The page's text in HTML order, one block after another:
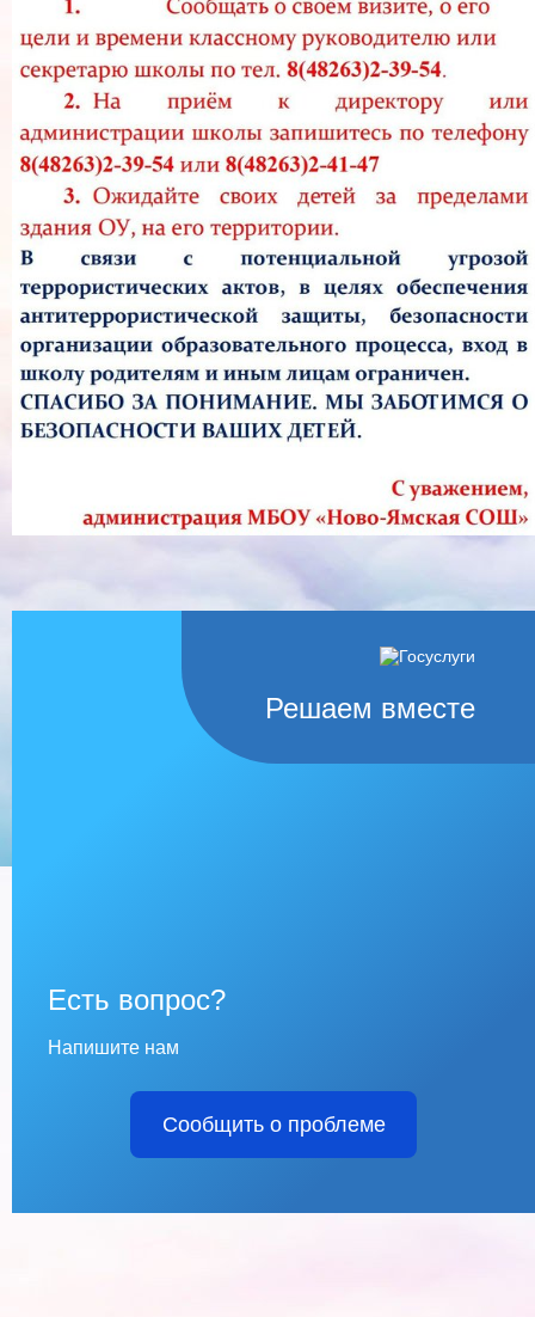
Решаем вместе
Есть вопрос?
Напишите нам
Сообщить о проблеме